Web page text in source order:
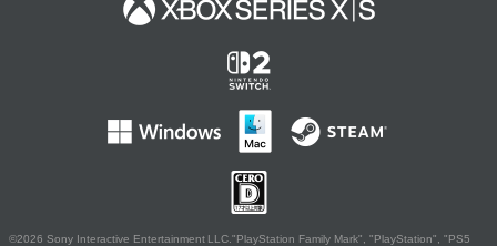
©2026 Sony Interactive Entertainment LLC."PlayStation Family Mark", "PlayStation", "PS5